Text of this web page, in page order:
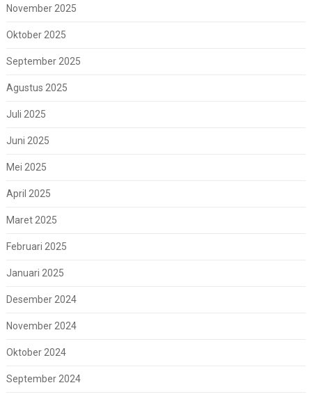
November 2025
Oktober 2025
September 2025
Agustus 2025
Juli 2025
Juni 2025
Mei 2025
April 2025
Maret 2025
Februari 2025
Januari 2025
Desember 2024
November 2024
Oktober 2024
September 2024